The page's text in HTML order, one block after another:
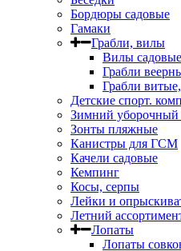
Бордюры садовые
Гамаки
Грабли, вилы
Вилы садовые
Грабли
Грабли
Детские спорт.
Зимний уборочный
Зонты пляжные
Канистры для ГСМ
Качели садовые
Кемпинг
Косы, серпы
Лейки и
Летний
Лопаты
Лопаты